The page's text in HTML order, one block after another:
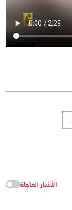
الأخبار العاجلة